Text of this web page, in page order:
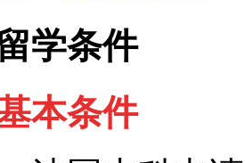
学条件
本条件